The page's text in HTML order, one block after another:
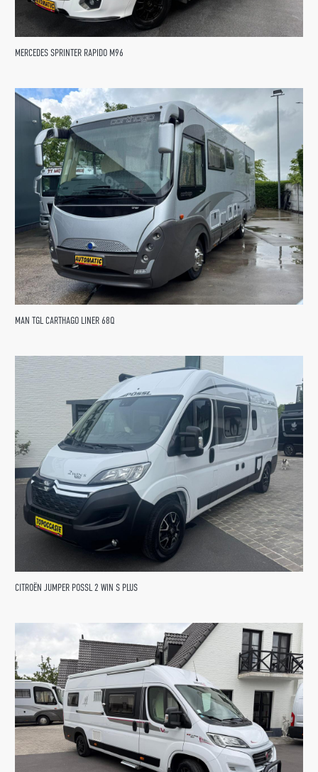
MERCEDES SPRINTER RAPIDO M96
MAN TGL CARTHAGO LINER 68Q
CITROËN JUMPER POSSL 2 WIN S PLUS